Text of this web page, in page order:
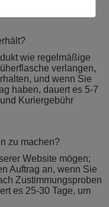
etc. mit ein.
wie regelmäßige
verlangen,
und wenn Sie
haben, dauert es 5-7
Kuriergebühr
zu machen?
Website mögen;
Auftrag an, wenn Sie
Zustimmungsproben
es 25-30 Tage, um